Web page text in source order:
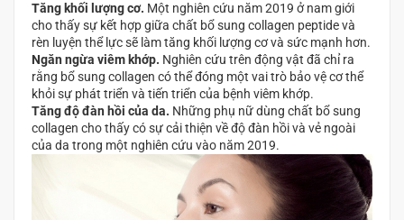
Tăng khối lượng cơ. Một nghiên cứu năm 2019 ở nam giới
cho thấy sự kết hợp giữa chất bổ sung collagen peptide và
rèn luyện thể lực sẽ làm tăng khối lượng cơ và sức mạnh hơn.
Ngăn ngừa viêm khớp. Nghiên cứu trên động vật đã chỉ ra
rằng bổ sung collagen có thể đóng một vai trò bảo vệ cơ thể
khỏi sự phát triển và tiến triển của bệnh viêm khớp.
Tăng độ đàn hồi của da. Những phụ nữ dùng chất bổ sung
collagen cho thấy có sự cải thiện về độ đàn hồi và vẻ ngoài
của da trong một nghiên cứu vào năm 2019.